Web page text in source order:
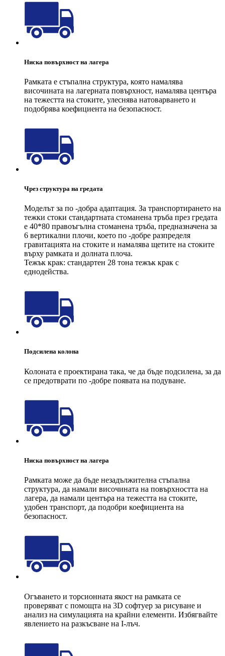
Ниска повърхност на лагера
Рамката е стъпална структура, която намалява
височината на лагерната повърхност, намалява центъра
на тежестта на стоките, улеснява натоварването и
подобрява коефициента на безопасност.
Чрез структура на гредата
Моделът за по -добра адаптация. За транспортирането на
тежки стоки стандартната стоманена тръба през гредата
е 40*80 правоъгълна стоманена тръба, предназначена за
6 вертикални плочи, което по -добре разпределя
гравитацията на стоките и намалява щетите на стоките
върху рамката и долната плоча.
Тежък крак: стандартен 28 тона тежък крак с
еднодейства.
Подсилена колона
Колоната е проектирана така, че да бъде подсилена, за да
се предотврати по -добре появата на подуване.
Ниска повърхност на лагера
Рамката може да бъде незадължителна стъпална
структура, да намали височината на повърхността на
лагера, да намали центъра на тежестта на стоките,
удобен транспорт, да подобри коефициента на
безопасност.
Огъването и торсионната якост на рамката се
проверяват с помощта на 3D софтуер за рисуване и
анализ на симулацията на крайни елементи. Избягвайте
явлението на разкъсване на I-лъч.